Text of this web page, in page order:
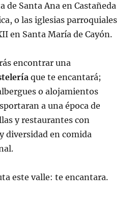
de Santa Ana en Castañeda
o las iglesias parroquiales
en Santa María de Cayón.
encontrar una
que te encantará;
o alojamientos
a una época de
y restaurantes con
diversidad en comida
este valle: te encantara.